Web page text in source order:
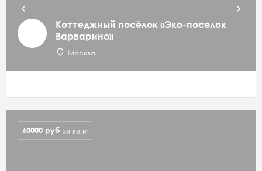
Коттеджный посёлок «Эко-поселок
Варварино»
Москва
60000 руб за кв.м